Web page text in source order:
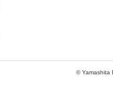
© Yamashita